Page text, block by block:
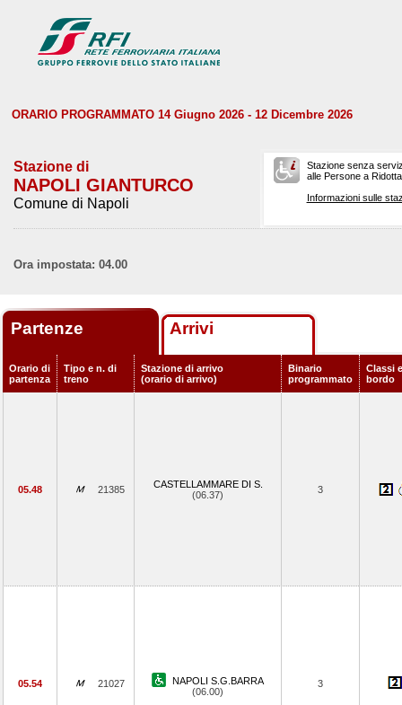
ORARIO PROGRAMMATO 14 Giugno 2026 - 12 Dicembre 2026
Stazione di
NAPOLI GIANTURCO
Comune di Napoli
Stazione senza
alle Persone a
Informazioni sulle
Ora impostata: 04.00
Partenze Arrivi
Orario di
partenza
Tipo e n. di
treno
Stazione di arrivo
(orario di arrivo)
Binario
programmato
Classi
bordo
05.48 21385
CASTELLAMMARE DI S.
(06.37)
3
05.54 21027
NAPOLI S.G.BARRA
(06.00)
3